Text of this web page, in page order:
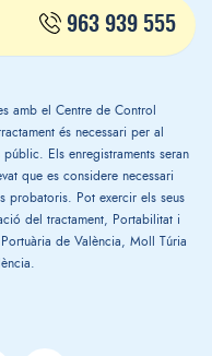
963 939 555
amb el Centre de Control
és necessari per al
Els enregistraments seran
que es considere necessari
probatoris. Pot exercir els seus
del tractament, Portabilitat i
de València, Moll Túria